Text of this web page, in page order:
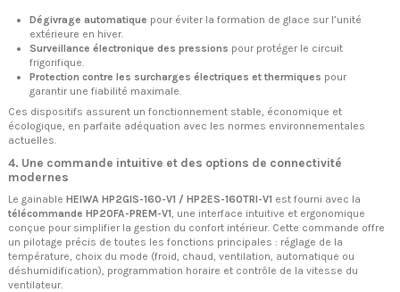
Dégivrage automatique pour éviter la formation de glace sur l’unité
extérieure en hiver.
Surveillance électronique des pressions pour protéger le circuit
frigorifique.
Protection contre les surcharges électriques et thermiques pour
garantir une fiabilité maximale.
Ces dispositifs assurent un fonctionnement stable, économique et
écologique, en parfaite adéquation avec les normes environnementales
actuelles.
4. Une commande intuitive et des options de connectivité
modernes
Le gainable HEIWA HP2GIS-160-V1 / HP2ES-160TRI-V1 est fourni avec la
télécommande HP20FA-PREM-V1 , une interface intuitive et ergonomique
conçue pour simplifier la gestion du confort intérieur. Cette commande offre
un pilotage précis de toutes les fonctions principales : réglage de la
température, choix du mode (froid, chaud, ventilation, automatique ou
déshumidification), programmation horaire et contrôle de la vitesse du
ventilateur.